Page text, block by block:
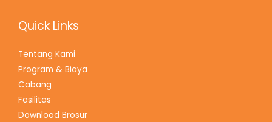
Quick Links
Tentang Kami
Program & Biaya
Cabang
Fasilitas
Download Brosur